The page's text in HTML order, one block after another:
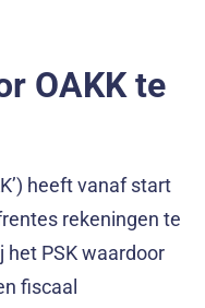
OAKK te
heeft vanaf start
rekeningen te
het PSK waardoor
fiscaal